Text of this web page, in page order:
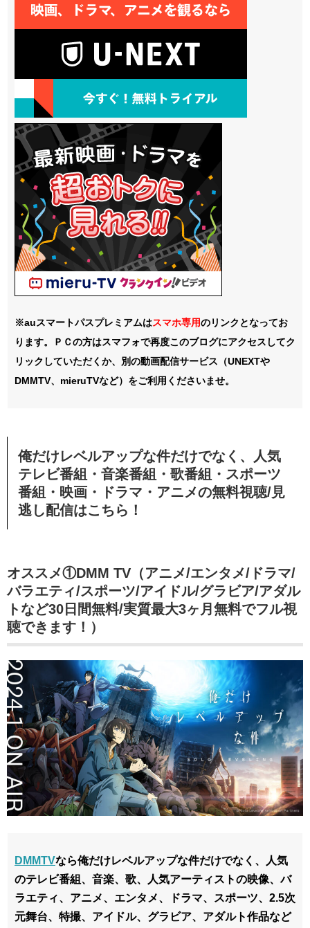
※auスマートパスプレミアムはスマホ専用のリンクとなってお
ります。ＰＣの方はスマフォで再度このブログにアクセスしてク
リックしていただくか、別の動画配信サービス（UNEXTや
DMMTV、mieruTVなど）をご利用くださいませ。
俺だけレベルアップな件だけでなく、人気
テレビ番組・音楽番組・歌番組・スポーツ
番組・映画・ドラマ・アニメの無料視聴/見
逃し配信はこちら！
オススメ①DMM TV（アニメ/エンタメ/ドラマ/
バラエティ/スポーツ/アイドル/グラビア/アダル
トなど30日間無料/実質最大3ヶ月無料でフル視
聴できます！）
DMMTVなら俺だけレベルアップな件だけでなく、
人気
のテレビ番組、音楽、歌、人気アーティストの映像、バ
ラエティ、アニメ、エンタメ、ドラマ、スポーツ、2.5次
元舞台、特撮、アイドル、グラビア、アダルト作品など